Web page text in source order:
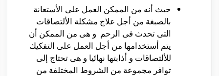
حيث أنه من الممكن العمل على الأستعانة
بالصبغة من أجل علاج مشكلة الألتصاقات
التى تحدث فى الرحم و هى من الممكن أن
يتم أستخدامها من أجل العمل على التفكيك
للألتصاقات و أذابتها نهائيا و هى تحتاج إلى
توافر مجموعة من الشروط المختلفة من